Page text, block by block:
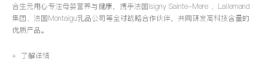
合生元用心专注母婴营养与健康，携手法国Isigny Sainte-Mere 、Lallemand
集团、法国Montaigu乳品公司等全球战略合作伙伴，共同研发高科技含量的
优质产品。
+ 了解详情